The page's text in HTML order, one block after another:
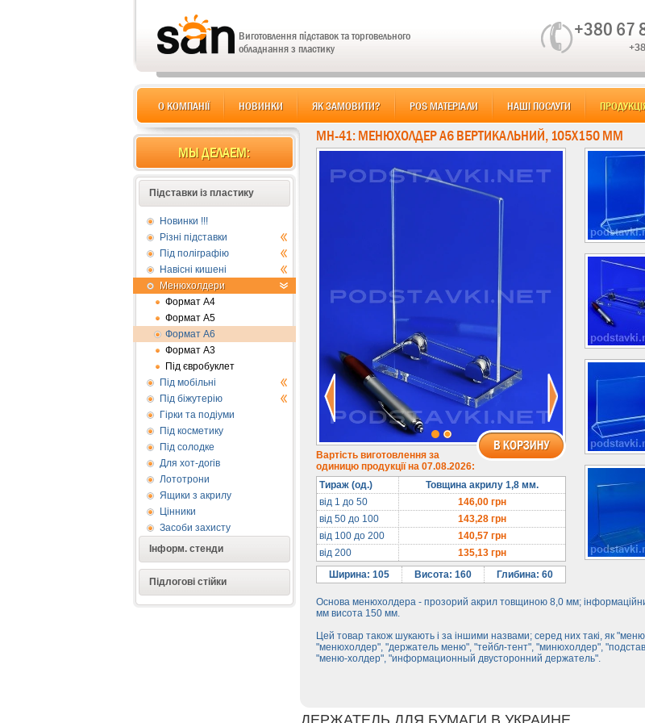
Виготовлення підставок та торговельного
обладнання з пластику
+380 67
О КОМПАНІЇ НОВИНКИ ЯК ЗАМОВИТИ? POS МАТЕРІАЛИ НАШІ ПОСЛУГИ
МЫ ДЕЛАЕМ:
Підставки із пластику
Новинки !!!
Різні підставки
Під поліграфію
Навісні кишені
Менюхолдери
Формат А4
Формат А5
Формат А6
Формат А3
Під євробуклет
Під мобільні
Під біжутерію
Гірки та подіуми
Під косметику
Під солодке
Для хот-догів
Лототрони
Ящики з акрилу
Цінники
Засоби захисту
Інформ. стенди
Підлогові стійки
ДЕРЖАТЕЛЬ ДЛЯ БУМАГИ В УКРАИНЕ.
MH-41: МЕНЮХОЛДЕР А6 ВЕРТИКАЛЬНИЙ, 105Х150 ММ
Вартість виготовлення за
одиницю продукції на 07.08.2026:
Тираж (од.)
Товщина акрилу 1,8 мм.
від 1 до 50
146,00грн
від 50 до 100
143,28грн
від 100 до 200
140,57грн
від 200
135,13грн
Ширина: 105
Висота: 160 Глибина: 60
Основа менюхолдера - прозорий акрил товщиною 8,0 мм;
мм висота 150 мм.
Цей товар також шукають і за іншими назвами; серед них такі, як
"менюхолдер", "держатель меню", "тейбл-тент", "минюхолдер",
"меню-холдер", "информационный двусторонний держатель".